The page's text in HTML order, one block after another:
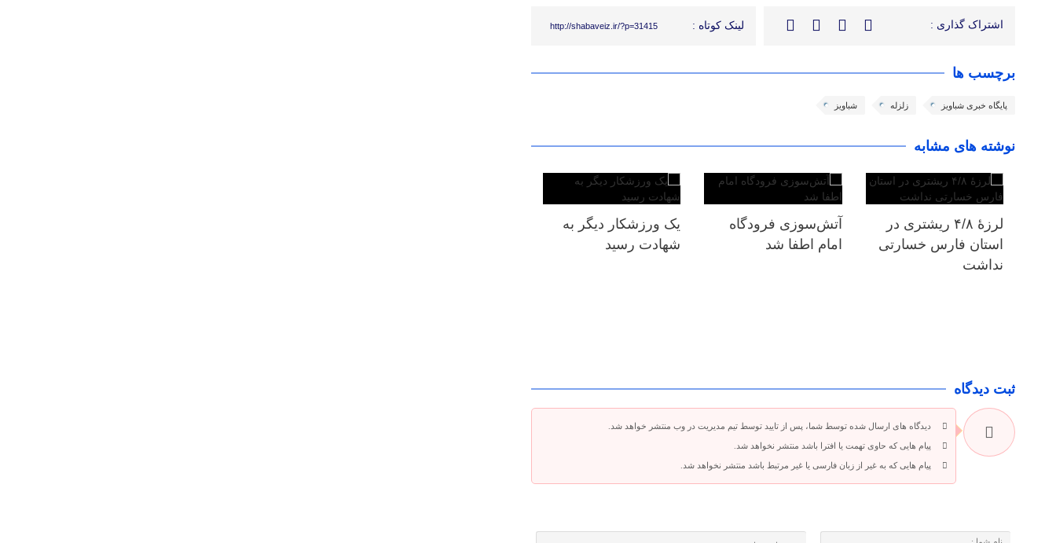
اشتراک گذاری : لینک کوتاه : http://shabaveiz.ir/?p=31415
برچسب ها
پایگاه خبری شباویز زلزله شباویز
نوشته های مشابه
لرزهٔ ۴/۸ ریشتری در
استان فارس خسارتی
نداشت
آتش‌سوزی فرودگاه
امام اطفا شد
یک ورزشکار دیگر به
شهادت رسید
ثبت دیدگاه
دیدگاه های ارسال شده توسط شما، پس از تایید توسط تیم مدیریت در وب منتشر خواهد شد.
پیام هایی که حاوی تهمت یا افترا باشد منتشر نخواهد شد.
پیام هایی که به غیر از زبان فارسی یا غیر مرتبط باشد منتشر نخواهد شد.